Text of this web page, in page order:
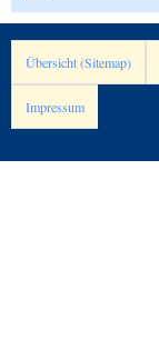
Übersicht (Sitemap)
Impressum